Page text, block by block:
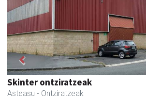
Lur fisioterapia eta pilates zentroa
Andoain - Fisioterapia
Previous